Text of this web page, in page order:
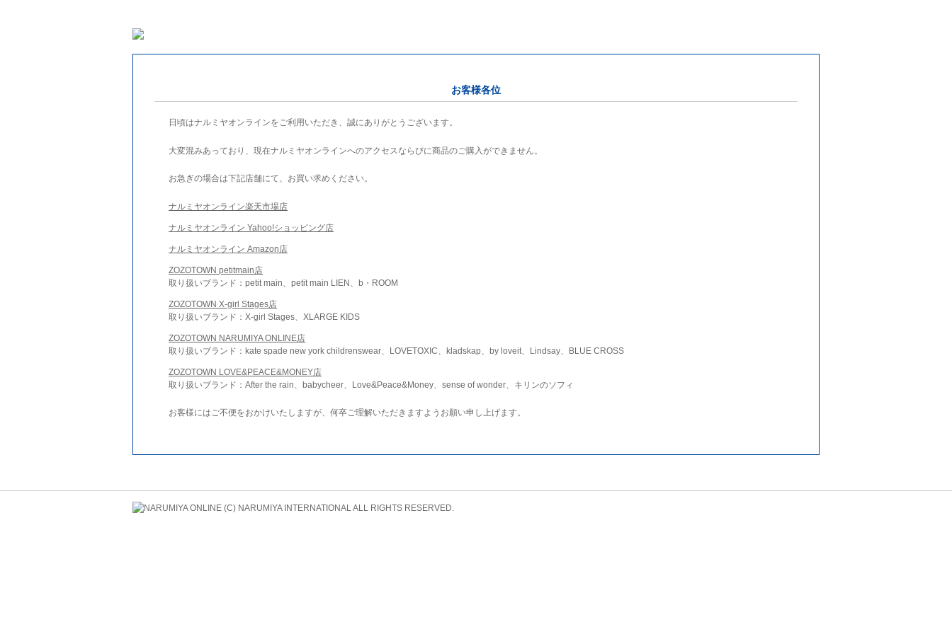
お客様各位
日頃はナルミヤオンラインをご利用いただき、誠にありがとうございます。
大変混みあっており、現在ナルミヤオンラインへのアクセスならびに商品のご購入ができません。
お急ぎの場合は下記店舗にて、お買い求めください。
ナルミヤオンライン楽天市場店
ナルミヤオンライン Yahoo!ショッピング店
ナルミヤオンライン Amazon店
ZOZOTOWN petitmain店
取り扱いブランド：petit main、petit main LIEN、b・ROOM
ZOZOTOWN X-girl Stages店
取り扱いブランド：X-girl Stages、XLARGE KIDS
ZOZOTOWN NARUMIYA ONLINE店
取り扱いブランド：kate spade new york childrenswear、LOVETOXIC、kladskap、by loveit、Lindsay、BLUE CROSS
ZOZOTOWN LOVE&PEACE&MONEY店
取り扱いブランド：After the rain、babycheer、Love&Peace&Money、sense of wonder、キリンのソフィ
お客様にはご不便をおかけいたしますが、何卒ご理解いただきますようお願い申し上げます。